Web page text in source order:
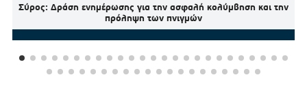
Σύρος: Δράση ενημέρωσης για την ασφαλή κολύμβηση και την
πρόληψη των πνιγμών